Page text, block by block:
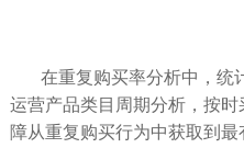
在重复购买率分析中，统
运营产品类目周期分析，按
障从重复购买行为中获取到